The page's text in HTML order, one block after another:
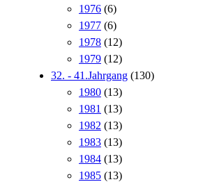
1976 (6)
1977 (6)
1978 (12)
1979 (12)
32. - 41.Jahrgang (130)
1980 (13)
1981 (13)
1982 (13)
1983 (13)
1984 (13)
1985 (13)